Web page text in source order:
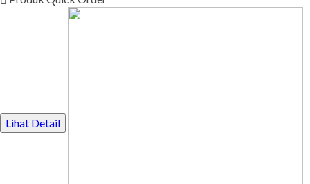
Lihat Detail